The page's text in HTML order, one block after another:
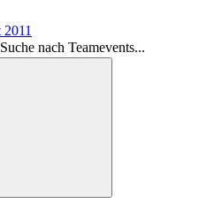
Suche nach Teamevents...